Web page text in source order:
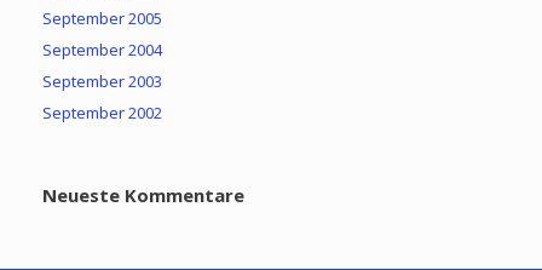
September 2005
September 2004
September 2003
September 2002
Neueste Kommentare